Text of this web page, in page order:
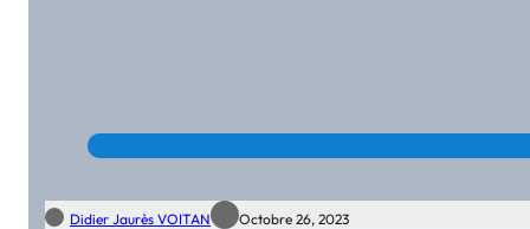
Didier Jaurès VOITAN Octobre 26, 2023